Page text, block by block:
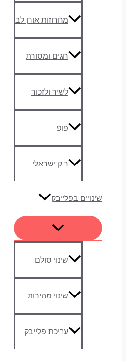
מחרוזות אורן לב
חגים ומסורת
לשיר ולזכור
פופ
רוק ישראלי
שינויים בפלייבק
שינוי סולם
שינוי מהירות
עריכת פלייבק